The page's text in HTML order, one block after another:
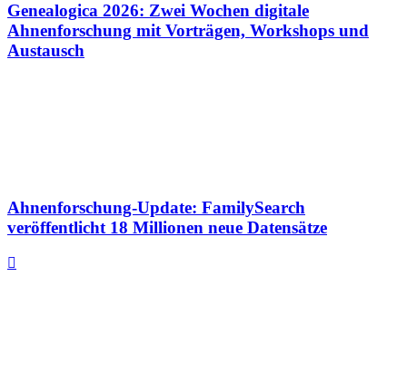
Genealogica 2026: Zwei Wochen digitale
Ahnenforschung mit Vorträgen, Workshops und
Austausch
Ahnenforschung-Update: FamilySearch
veröffentlicht 18 Millionen neue Datensätze